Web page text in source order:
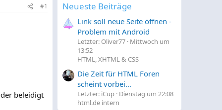
#1
beleidigt
Neueste Beiträge
Link soll neue Seite öffnen -
Problem mit Android
Letzter: Oliver77 Mittwoch um
13:52
HTML, XHTML & CSS
Die Zeit für HTML Foren
scheint vorbei...
Letzter: iCup Dienstag um 22:08
html.de intern